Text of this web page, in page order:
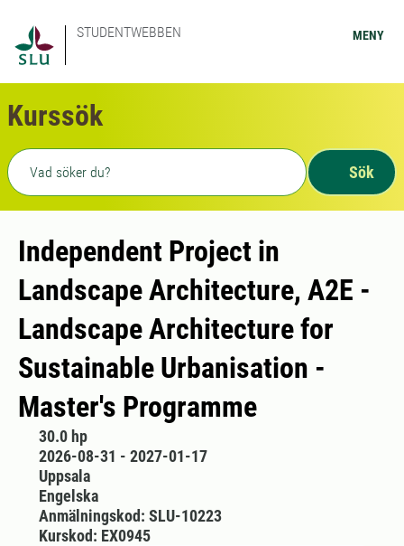
STUDENTWEBBEN MENY
Kurssök
Fritext sökning
Sök
Independent Project in
Landscape Architecture, A2E -
Landscape Architecture for
Sustainable Urbanisation -
Master's Programme
30.0 hp
2026-08-31 - 2027-01-17
Uppsala
Engelska
Anmälningskod: SLU-10223
Kurskod: EX0945